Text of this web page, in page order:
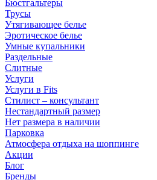
Бюстгальтеры
Трусы
Утягивающее белье
Эротическое белье
Умные купальники
Раздельные
Слитные
Услуги
Услуги в Fits
Стилист – консультант
Нестандартный размер
Нет размера в наличии
Парковка
Атмосфера отдыха на шоппинге
Акции
Блог
Бренды